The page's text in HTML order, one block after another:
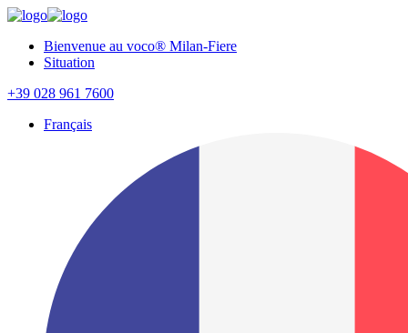
Bienvenue au voco® Milan-Fiere
Situation
+39 028 961 7600
Français